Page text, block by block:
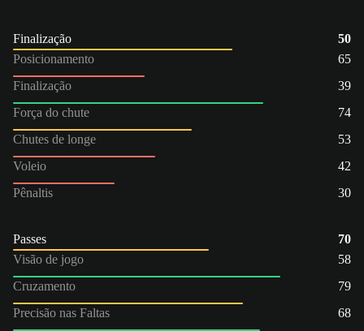
Finalização
50
Posicionamento
65
Finalização
39
Força do chute
74
Chutes de longe
53
Voleio
42
Pênaltis
30
Passes
70
Visão de jogo
58
Cruzamento
79
Precisão nas Faltas
68